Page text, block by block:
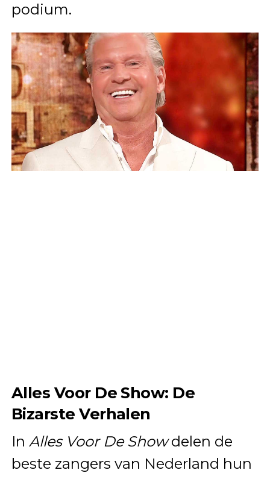
podium.
Alles Voor De Show: De
Bizarste Verhalen
In Alles Voor De Showdelen de
beste zangers van Nederland hun